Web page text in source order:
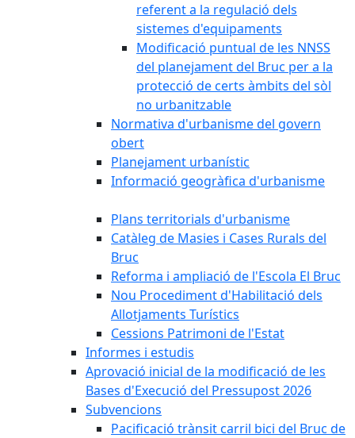
referent a la regulació dels
sistemes d'equipaments
Modificació puntual de les NNSS
del planejament del Bruc per a la
protecció de certs àmbits del sòl
no urbanitzable
Normativa d'urbanisme del govern
obert
Planejament urbanístic
Informació geogràfica d'urbanisme
Plans territorials d'urbanisme
Catàleg de Masies i Cases Rurals del
Bruc
Reforma i ampliació de l'Escola El Bruc
Nou Procediment d'Habilitació dels
Allotjaments Turístics
Cessions Patrimoni de l'Estat
Informes i estudis
Aprovació inicial de la modificació de les
Bases d'Execució del Pressupost 2026
Subvencions
Pacificació trànsit carril bici del Bruc de